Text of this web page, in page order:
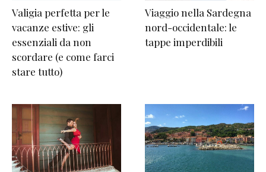
Valigia perfetta per le
vacanze estive: gli
essenziali da non
scordare (e come farci
stare tutto)
Viaggio nella Sardegna
nord-occidentale: le
tappe imperdibili